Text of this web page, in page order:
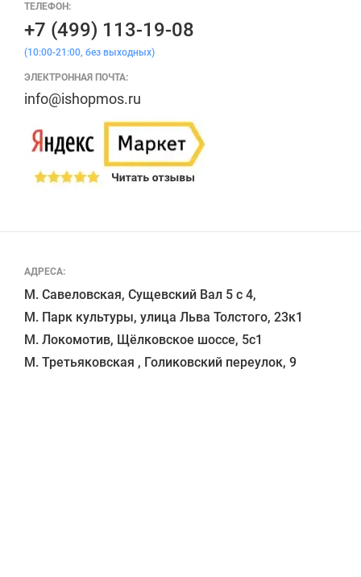
АДРЕСА:
М. Савеловская, Сущевский Вал 5 с 4,
М. Парк культуры, улица Льва Толстого, 23к1
М. Локомотив, Щёлковское шоссе, 5с1
ТЕЛЕФОН:
+7 (499) 113-19-08
(10:00-21:00, без выходных)
ЭЛЕКТРОННАЯ ПОЧТА:
info@ishopmos.ru